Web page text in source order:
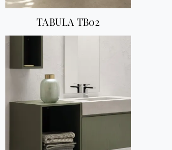
TABULA TB02